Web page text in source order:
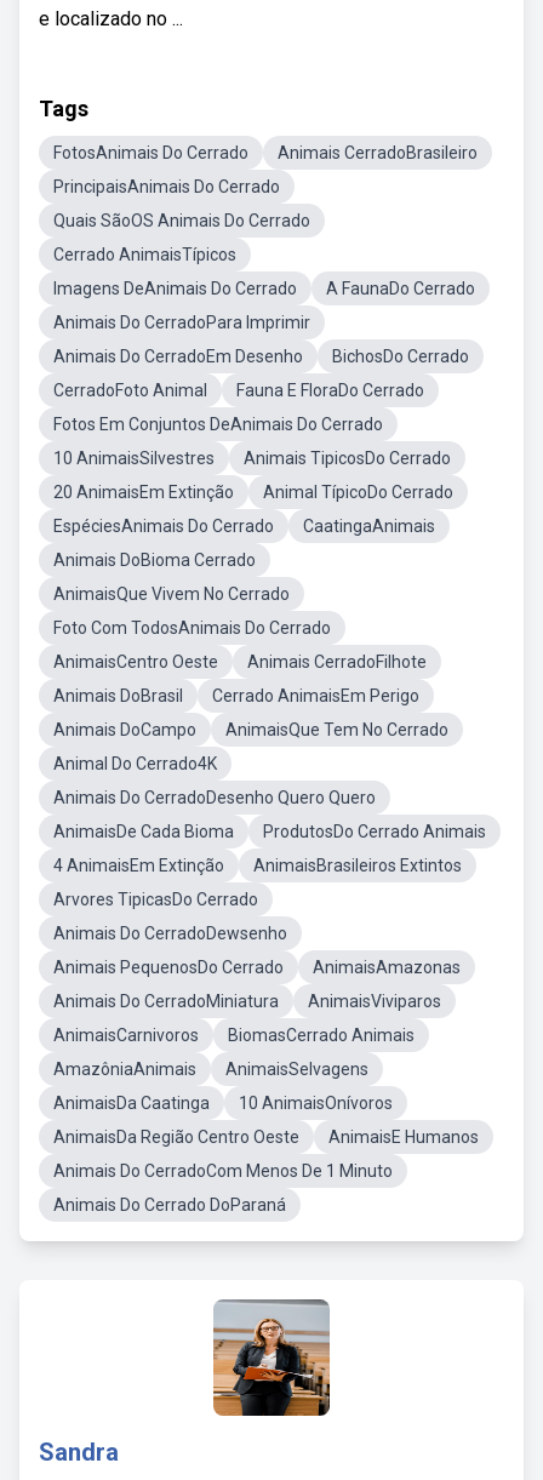
e localizado no ...
Tags
FotosAnimais Do Cerrado
Animais CerradoBrasileiro
PrincipaisAnimais Do Cerrado
Quais SãoOS Animais Do Cerrado
Cerrado AnimaisTípicos
Imagens DeAnimais Do Cerrado
A FaunaDo Cerrado
Animais Do CerradoPara Imprimir
Animais Do CerradoEm Desenho
BichosDo Cerrado
CerradoFoto Animal
Fauna E FloraDo Cerrado
Fotos Em Conjuntos DeAnimais Do Cerrado
10 AnimaisSilvestres
Animais TipicosDo Cerrado
20 AnimaisEm Extinção
Animal TípicoDo Cerrado
EspéciesAnimais Do Cerrado
CaatingaAnimais
Animais DoBioma Cerrado
AnimaisQue Vivem No Cerrado
Foto Com TodosAnimais Do Cerrado
AnimaisCentro Oeste
Animais CerradoFilhote
Animais DoBrasil
Cerrado AnimaisEm Perigo
Animais DoCampo
AnimaisQue Tem No Cerrado
Animal Do Cerrado4K
Animais Do CerradoDesenho Quero Quero
AnimaisDe Cada Bioma
ProdutosDo Cerrado Animais
4 AnimaisEm Extinção
AnimaisBrasileiros Extintos
Arvores TipicasDo Cerrado
Animais Do CerradoDewsenho
Animais PequenosDo Cerrado
AnimaisAmazonas
Animais Do CerradoMiniatura
AnimaisViviparos
AnimaisCarnivoros
BiomasCerrado Animais
AmazôniaAnimais
AnimaisSelvagens
AnimaisDa Caatinga
10 AnimaisOnívoros
AnimaisDa Região Centro Oeste
AnimaisE Humanos
Animais Do CerradoCom Menos De 1 Minuto
Animais Do Cerrado DoParaná
Sandra